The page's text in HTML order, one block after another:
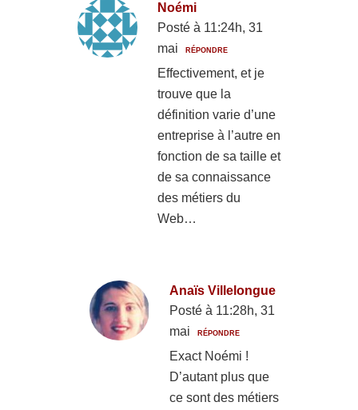
Noémi
Posté à 11:24h, 31
mai
RÉPONDRE
Effectivement, et je
trouve que la
définition varie d’une
entreprise à l’autre en
fonction de sa taille et
de sa connaissance
des métiers du
Web…
Anaïs Villelongue
Posté à 11:28h, 31
mai
RÉPONDRE
Exact Noémi !
D’autant plus que
ce sont des métiers